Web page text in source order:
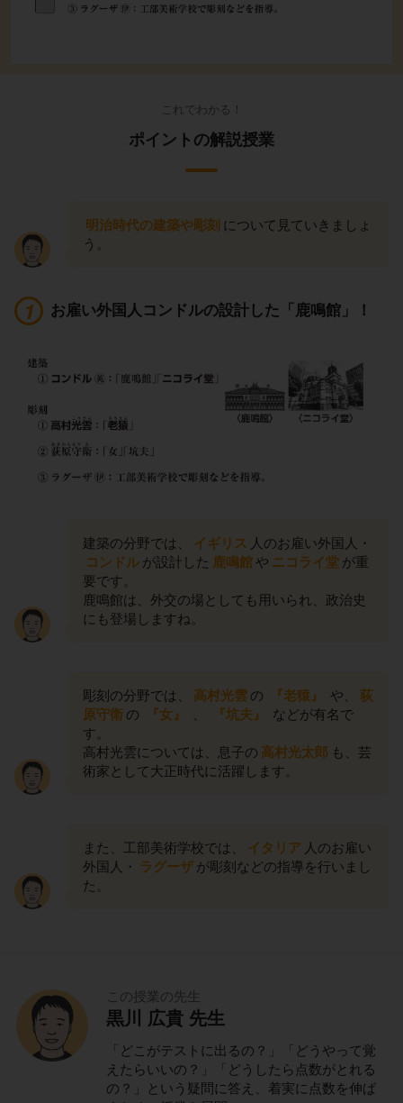
これでわかる！
ポイントの解説授業
明治時代の建築や彫刻 について見ていきましょ
う。
お雇い外国人コンドルの設計した「鹿鳴館」！
建築の分野では、 イギリス 人のお雇い外国人・
コンドル が設計した 鹿鳴館 や ニコライ堂 が重
要です。
鹿鳴館は、外交の場としても用いられ、政治史
にも登場しますね。
彫刻の分野では、 高村光雲 の 『老猿』 や、
荻
原守衛 の 『女』 、 『坑夫』
などが有名で
す。
高村光雲については、息子の 高村光太郎 も、芸
術家として大正時代に活躍します。
また、工部美術学校では、 イタリア 人のお雇い
外国人・
ラグーザ が彫刻などの指導を行いまし
た。
この授業の先生
黒川 広貴 先生
「どこがテストに出るの？」「どうやって覚
えたらいいの？」「どうしたら点数がとれる
の？」という疑問に答え、着実に点数を伸ば